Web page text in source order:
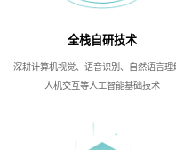
全栈自研技术
深耕计算机视觉、语音识别、自然语言理
人机交互等人工智能基础技术